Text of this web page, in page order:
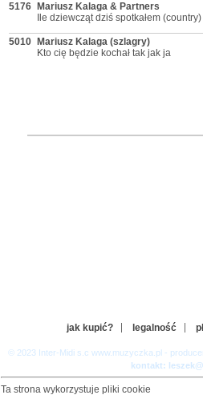
5176
Mariusz Kalaga & Partners
Ile dziewcząt dziś spotkałem (country)
5010
Mariusz Kalaga (szlagry)
Kto cię będzie kochał tak jak ja
jak kupić? legalność
© 2023 Inter-Midi s.c www.muzyczka.pl -
kontakt:
Ta strona wykorzystuje pliki cookie